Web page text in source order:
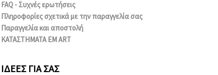
FAQ - Συχνές ερωτήσεις
Πληροφορίες σχετικά με την παραγγελία σας
Παραγγελία και αποστολή
ΚΑΤΑΣΤΗΜΑΤΑ EM ART
ΙΔΈΕΣ ΓΙΑ ΣΑΣ